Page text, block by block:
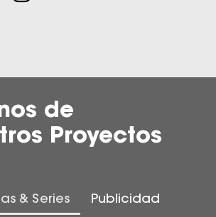
de
Proyectos
& Series Publicidad